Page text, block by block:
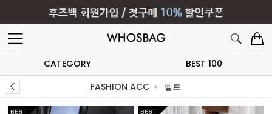
CATEGORY
BEST 100
FASHION ACC
벨트